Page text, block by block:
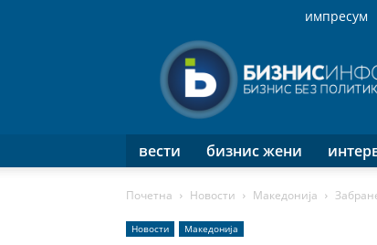
импресум
Инфо
вести бизнис жени
Почетна Новости Македонија
Новости Македонија